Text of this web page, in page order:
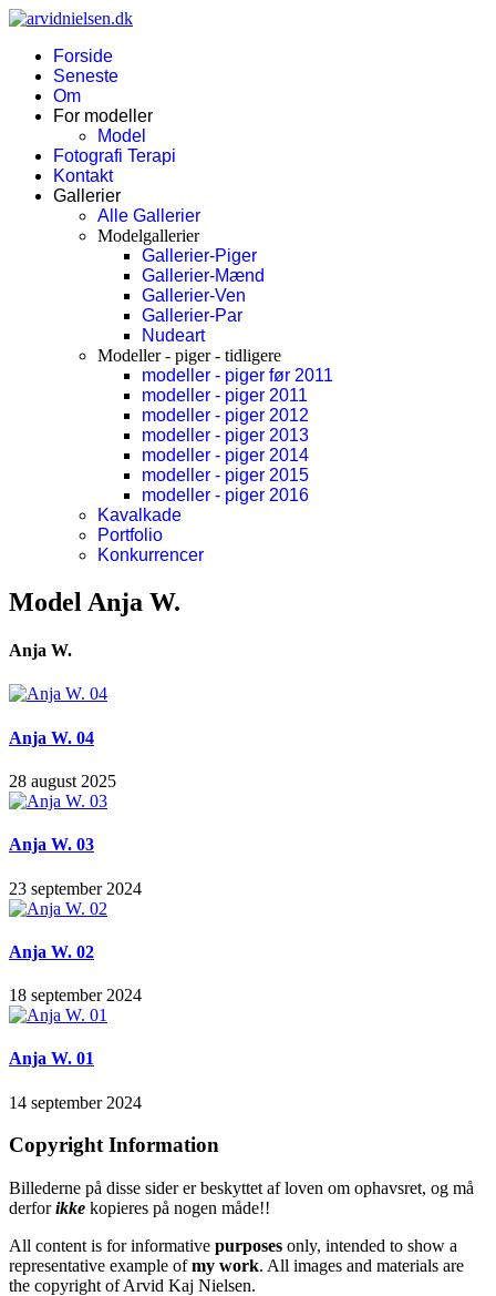
Forside
Seneste
Om
For modeller
Model
Fotografi Terapi
Kontakt
Gallerier
Alle Gallerier
Modelgallerier
Gallerier-Piger
Gallerier-Mænd
Gallerier-Ven
Gallerier-Par
Nudeart
Modeller - piger - tidligere
modeller - piger før 2011
modeller - piger 2011
modeller - piger 2012
modeller - piger 2013
modeller - piger 2014
modeller - piger 2015
modeller - piger 2016
Kavalkade
Portfolio
Konkurrencer
Model Anja W.
Anja W.
Anja W. 04
28 august 2025
Anja W. 03
23 september 2024
Anja W. 02
18 september 2024
Anja W. 01
14 september 2024
Copyright Information
Billederne på disse sider er beskyttet af loven om ophavsret, og må
derforikke kopieres på nogen måde!!
All content is for informative purposes only, intended to show a
representative example ofmy work. All images and materials are
the copyright of Arvid Kaj Nielsen.